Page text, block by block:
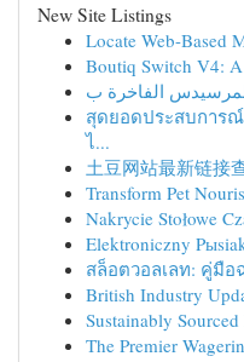
New Site Listings
Locate Web-Based
Boutiq Switch V4:
สุดยอดประสบการ
ไ...
土豆网站最新链接
Transform Pet
Nakrycie Stołowe
Elektroniczny
สล็อตวอลเลท: คู่มื
British Industry
Sustainably
The Premier